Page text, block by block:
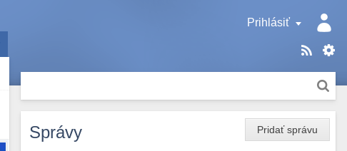
Prihlásiť
Pridať správu
Správy